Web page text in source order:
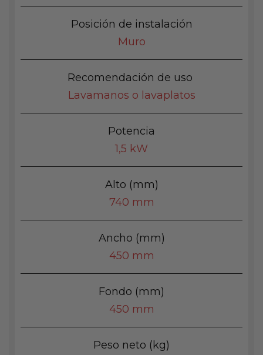
Posición de instalación
Muro
Recomendación de uso
Lavamanos o lavaplatos
Potencia
1,5 kW
Alto (mm)
740 mm
Ancho (mm)
450 mm
Fondo (mm)
450 mm
Peso neto (kg)